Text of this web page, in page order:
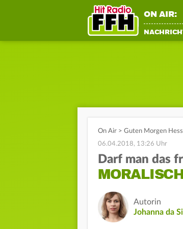
ON AIR:
On Air > Guten Morgen
06.04.2018, 13:26 Uhr
Darf man das
Autorin
Johanna da